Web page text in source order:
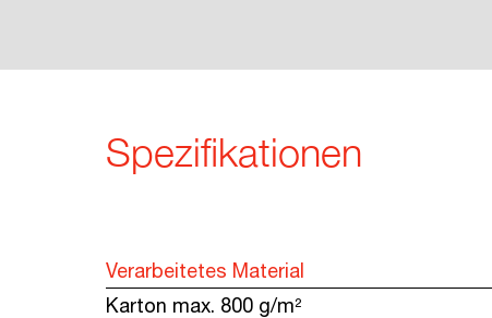
Spezifikationen
Verarbeitetes Material
Karton max. 800 g/m²